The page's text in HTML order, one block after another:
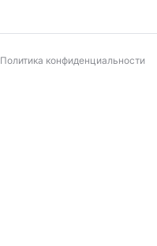
Политика конфиденциальности